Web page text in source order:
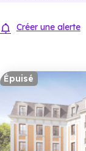
Habiter
Actualités
Ressources
avantages du
frais de
énergétiques,
Créer une alerte
Épuisé